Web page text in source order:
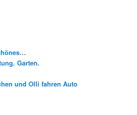
Garten.
und Olli fahren Auto